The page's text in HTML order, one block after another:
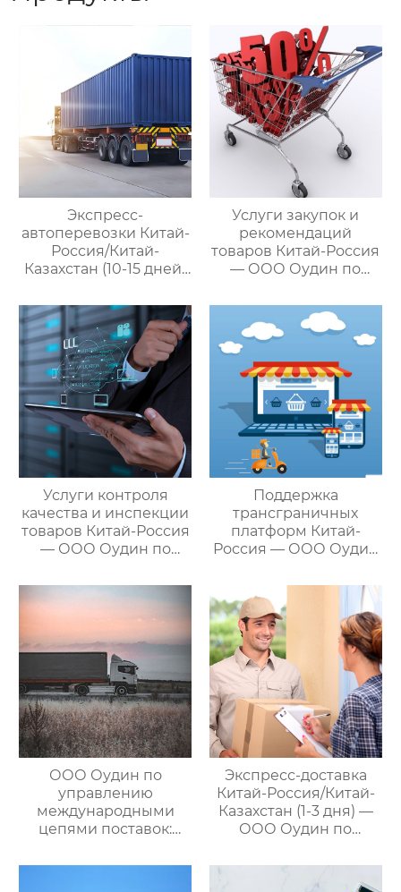
Экспресс-
автоперевозки Китай-
Россия/Китай-
Казахстан (10-15 дней)
управлению
международными
цепями поставок
Услуги закупок и
рекомендаций
товаров Китай-Россия
— ООО Оудин по
международными
цепями поставок
Услуги контроля
качества и инспекции
товаров Китай-Россия
— ООО Оудин по
международными
цепями поставок
Поддержка
трансграничных
платформ Китай-
Россия — ООО Оудин
международными
цепями поставок
ООО Оудин по
управлению
международными
цепями поставок:
трансграничной
Экспресс-доставка
Китай-Россия/Китай-
Казахстан (1-3 дня) —
ООО Оудин по
международными
цепями поставок